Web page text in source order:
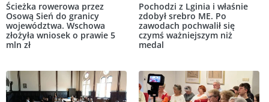
Ścieżka rowerowa przez
Osową Sień do granicy
województwa. Wschowa
złożyła wniosek o prawie 5
mln zł
Pochodzi z Lginia i właśnie
zdobył srebro ME. Po
zawodach pochwalił się
czymś ważniejszym niż
medal